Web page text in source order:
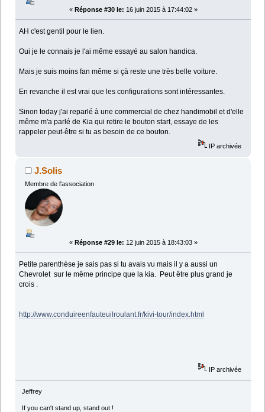
« Réponse #30 le: 16 juin 2015 à 17:44:02 »
AH c'est gentil pour le lien.
Oui je le connais je l'ai même essayé au salon handica.
Mais je suis moins fan même si çà reste une très belle voiture.
En revanche il est vrai que les configurations sont intéressantes.
Sinon today j'ai reparlé à une commercial de chez handimobil et d'elle
même m'a parlé de Kia qui retire le bouton start, essaye de les
rappeler peut-être si tu as besoin de ce bouton.
IP archivée
J.Solis
Membre de l'association
« Réponse #29 le: 12 juin 2015 à 18:43:03 »
Petite parenthèse je sais pas si tu avais vu mais il y a aussi un
Chevrolet sur le même principe que la kia. Peut être plus grand je
crois .
http://www.conduireenfauteuilroulant.fr/kivi-tour/index.html
IP archivée
Jeffrey
If you can't stand up, stand out !